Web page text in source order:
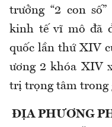
trưởng “2 con
kinh tế vĩ mô đã
quốc lần thứ XIV
ương 2 khóa XIV
trị trọng tâm trong
ĐỊA PHƯƠNG